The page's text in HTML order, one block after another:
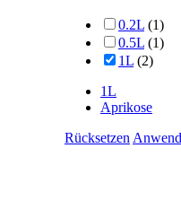
0.2L (1)
0.5L (1)
1L (2)
1L
Aprikose
Rücksetzen